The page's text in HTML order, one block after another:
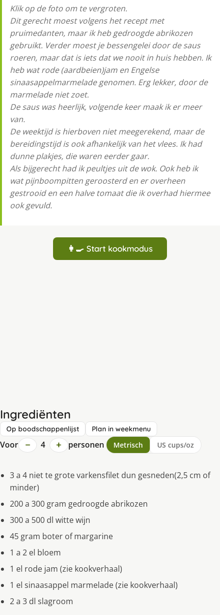
Klik op de foto om te vergroten.
Dit gerecht moest volgens het recept met
pruimedanten, maar ik heb gedroogde abrikozen
gebruikt. Verder moest je bessengelei door de saus
roeren, maar dat is iets dat we nooit in huis hebben. Ik
heb wat rode (aardbeien)jam en Engelse
sinaasappelmarmelade genomen. Erg lekker, door de
marmelade niet zoet.
De saus was heerlijk, volgende keer maak ik er meer
van.
De weektijd is hierboven niet meegerekend, maar de
bereidingstijd is ook afhankelijk van het vlees. Ik had
dunne plakjes, die waren eerder gaar.
Als bijgerecht had ik peultjes uit de wok. Ook heb ik
wat pijnboompitten geroosterd en er overheen
gestrooid en een halve tomaat die ik overhad hiermee
ook gevuld.
👩‍🍳 Start kookmodus
Ingrediënten
Op boodschappenlijst Plan in weekmenu
Voor − 4 + personen Metrisch US cups/oz
3 a 4 niet te grote varkensfilet dun gesneden(2,5 cm of
minder)
200 a 300 gram gedroogde abrikozen
300 a 500 dl witte wijn
45 gram boter of margarine
1 a 2 el bloem
1 el rode jam (zie kookverhaal)
1 el sinaasappel marmelade (zie kookverhaal)
2 a 3 dl slagroom